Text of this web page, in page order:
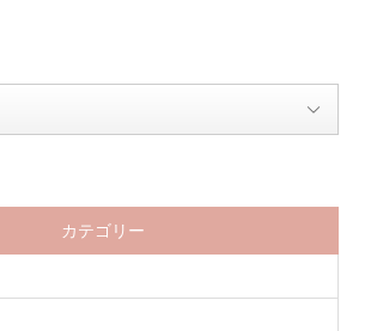
カテゴリー